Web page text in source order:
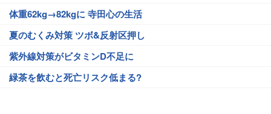
体重62kg→82kgに 寺田心の生活
夏のむくみ対策 ツボ&反射区押し
紫外線対策がビタミンD不足に
緑茶を飲むと死亡リスク低まる?